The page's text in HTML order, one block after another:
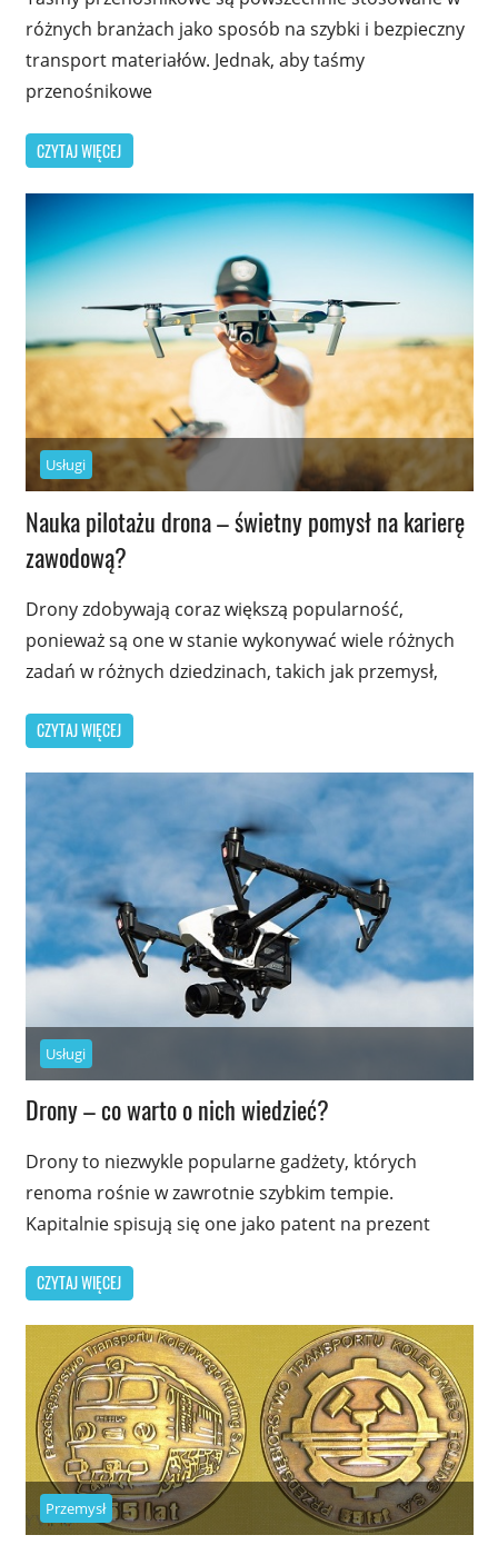
różnych branżach jako sposób na szybki i bezpieczny
transport materiałów. Jednak, aby taśmy
przenośnikowe
CZYTAJ WIĘCEJ
Usługi
Nauka pilotażu drona – świetny pomysł na karierę
zawodową?
Drony zdobywają coraz większą popularność,
ponieważ są one w stanie wykonywać wiele różnych
zadań w różnych dziedzinach, takich jak przemysł,
CZYTAJ WIĘCEJ
Usługi
Drony – co warto o nich wiedzieć?
Drony to niezwykle popularne gadżety, których
renoma rośnie w zawrotnie szybkim tempie.
Kapitalnie spisują się one jako patent na prezent
CZYTAJ WIĘCEJ
Przemysł